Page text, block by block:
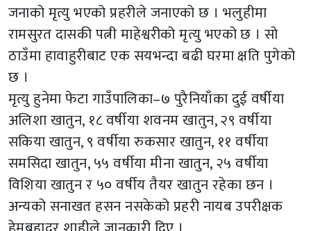
जनाको मृत्यु भएको प्रहरीले जनाएको छ । भलुहीमा
रामसुरत दासकी पत्नी माहेश्वरीको मृत्यु भएको छ । सो
ठाउँमा हावाहुरीबाट एक सयभन्दा बढी घरमा क्षति पुगेको
छ ।
मृत्यु हुनेमा फेटा गाउँपालिका–७ पुरैनियाँका दुई वर्षीया
अलिशा खातुन, १८ वर्षीया शवनम खातुन, २९ वर्षीया
सकिया खातुन, ९ वर्षीया रुकसार खातुन, ११ वर्षीया
समसिदा खातुन, ५५ वर्षीया मीना खातुन, २५ वर्षीया
विशिया खातुन र ५० वर्षीय तैयर खातुन रहेका छन ।
अन्यको सनाखत हसन नसकेको प्रहरी नायब उपरीक्षक